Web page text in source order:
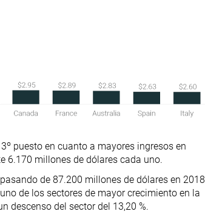
puesto en cuanto a mayores ingresos en
6.170 millones de dólares cada uno.
de 87.200 millones de dólares en 2018
de los sectores de mayor crecimiento en la
descenso del sector del 13,20 %.